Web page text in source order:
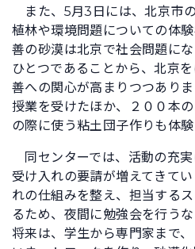
また、5月3日には、北京市
植林や環境問題についての体
善の砂漠は北京で社会問題に
ひとつであることから、北京
善への関心が高まりつつあり
授業を受けたほか、２００本
の際に使う粘土団子作りも体験
同センターでは、活動の充
受け入れの要請が増えてきて
れの仕組みを整え、担当する
るため、夜間に勉強会を行う
将来は、学生から専門家まで